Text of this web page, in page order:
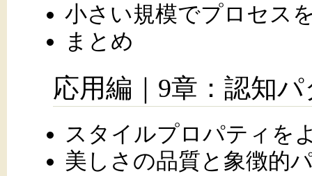
小さい規模でプロセス
まとめ
応用編｜9章：認知
スタイルプロパティを
美しさの品質と象徴的